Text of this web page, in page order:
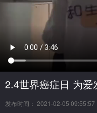
2.4世界癌症日 为爱
发布时间： 2021-02-05 09:55:57